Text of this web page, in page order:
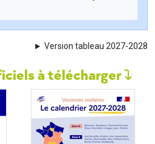
Version tableau 2027-2028
à télécharger